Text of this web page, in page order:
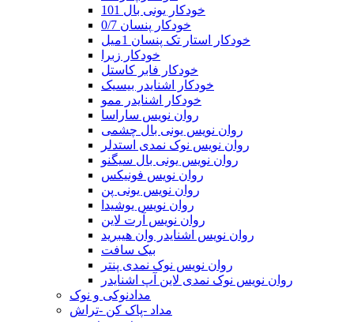
خودکار یونی بال 101
خودکار پنسان 0/7
خودکار استار تک پنسان 1میل
خودکار زبرا
خودکار فابر کاستل
خودکار اشنایدر بیسیک
خودکار اشنایدر ممو
روان نویس ساراسا
روان نویس یونی بال چشمی
روان نویس نوک نمدی استدلر
روان نویس یونی بال سیگنو
روان نویس فونیکس
روان نویس یونی پن
روان نویس یوشیدا
روان نویس آرت لاین
روان نویس اشنایدر وان هیبرید
بیک سافت
روان نویس نوک نمدی پنتر
روان نویس نوک نمدی لاین آپ اشنایدر
مدادنوکی و نوک
مداد -پاک کن -تراش